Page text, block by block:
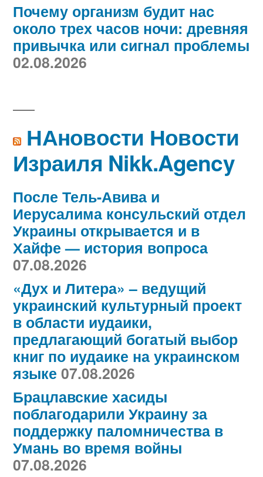
Почему организм будит нас
около трех часов ночи: древняя
привычка или сигнал проблемы
02.08.2026
НАновости Новости
Израиля Nikk.Agency
После Тель-Авива и
Иерусалима консульский отдел
Украины открывается и в
Хайфе — история вопроса
07.08.2026
«Дух и Литера» – ведущий
украинский культурный проект
в области иудаики,
предлагающий богатый выбор
книг по иудаике на украинском
языке 07.08.2026
Брацлавские хасиды
поблагодарили Украину за
поддержку паломничества в
Умань во время войны
07.08.2026